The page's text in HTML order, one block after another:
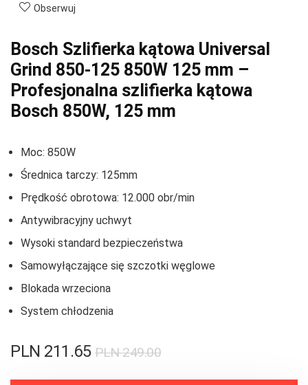
Obserwuj
Bosch Szlifierka kątowa Universal
Grind 850-125 850W 125 mm –
Profesjonalna szlifierka kątowa
Bosch 850W, 125 mm
Moc: 850W
Średnica tarczy: 125mm
Prędkość obrotowa: 12.000 obr/min
Antywibracyjny uchwyt
Wysoki standard bezpieczeństwa
Samowyłączające się szczotki węglowe
Blokada wrzeciona
System chłodzenia
PLN249.00
PLN 211.65